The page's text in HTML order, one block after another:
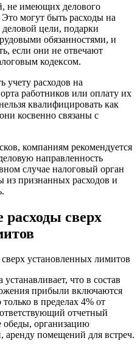
не имеющих делового
Это могут быть расходы на
цели, подарки
обязанностями, и
если они не отвечают
кодексом.
учету расходов на
работников или оплату их
квалифицировать как
косвенно связаны с
компаниям рекомендуется
направленность
случае налоговый орган
из признанных расходов и
расходы сверх
что в состав
прибыли включаются
в пределах 4% от
отчетный
обеды, организацию
аренду помещений для встреч.